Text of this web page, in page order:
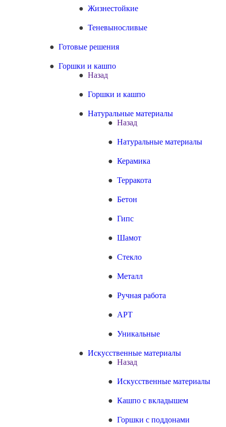
Жизнестойкие
Теневыносливые
Готовые решения
Горшки и кашпо
Назад
Горшки и кашпо
Натуральные материалы
Назад
Натуральные материалы
Керамика
Терракота
Бетон
Гипс
Шамот
Стекло
Металл
Ручная работа
АРТ
Уникальные
Искусственные материалы
Назад
Искусственные материалы
Кашпо с вкладышем
Горшки с поддонами